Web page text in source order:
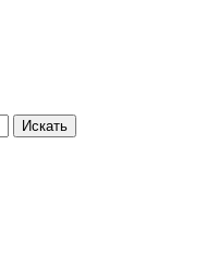
Искать